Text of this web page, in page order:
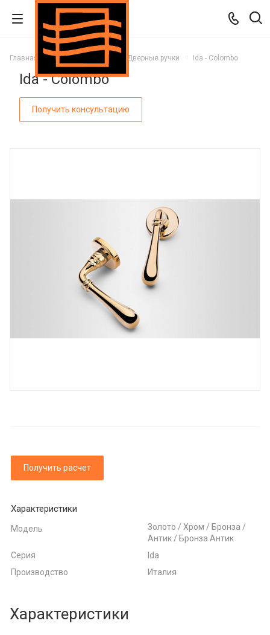
Главная Каталог Дверные ручки Ida - Colombo
Ida - Colombo
Получить консультацию
Получить расчет
Характеристики
Модель
Золото / Хром / Бронза /
Антик / Бронза Антик
Серия
Ida
Производство
Италия
Характеристики